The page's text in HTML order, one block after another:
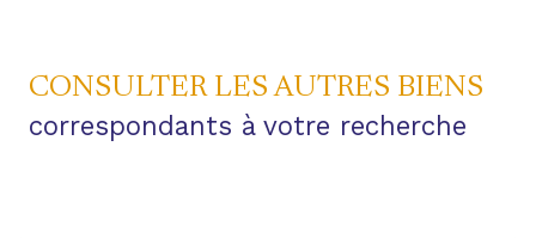
CONSULTER LES AUTRES BIENS
correspondants à votre recherche